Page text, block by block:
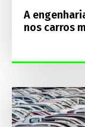
A
nos carros